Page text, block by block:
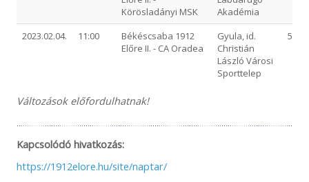
Körösladányi MSK
Akadémia
2023.02.04.
11:00
Békéscsaba 1912
Előre II. - CA Oradea
Gyula, id.
Christián
László Városi
Sporttelep
5-1
Változások előfordulhatnak!
Kapcsolódó hivatkozás:
https://1912elore.hu/site/naptar/